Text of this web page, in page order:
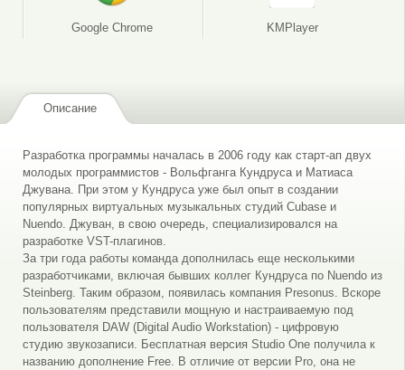
Google Chrome KMPlayer
Описание
Разработка программы началась в 2006 году как старт-ап двух
молодых программистов - Вольфганга Кундруса и Матиаса
Джувана. При этом у Кундруса уже был опыт в создании
популярных виртуальных музыкальных студий Cubase и
Nuendo. Джуван, в свою очередь, специализировался на
разработке VST-плагинов.
За три года работы команда дополнилась еще несколькими
разработчиками, включая бывших коллег Кундруса по Nuendo из
Steinberg. Таким образом, появилась компания Presonus. Вскоре
пользователям представили мощную и настраиваемую под
пользователя DAW (Digital Audio Workstation) - цифровую
студию звукозаписи. Бесплатная версия Studio One получила к
названию дополнение Free. В отличие от версии Pro, она не